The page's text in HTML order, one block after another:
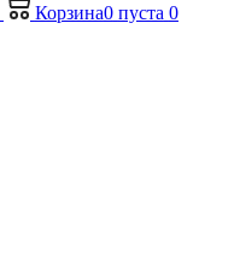
Корзина0 пуста 0